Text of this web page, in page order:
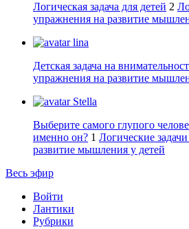
Логическая задача для детей 2
упражнения на развитие
lina
Детская задача на
упражнения на развитие
Stella
Выберите самого глупого
именно он? 1 Логические
развитие мышления у детей
Весь эфир
Войти
Лантики
Рубрики